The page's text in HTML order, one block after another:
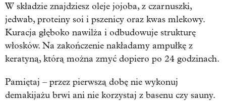
W składzie znajdziesz oleje jojoba, z czarnuszki,
jedwab, proteiny soi i pszenicy oraz kwas mlekowy.
Kuracja głęboko nawilża i odbudowuje strukturę
włosków. Na zakończenie nakładamy ampułkę z
keratyną, którą można zmyć dopiero po 24 godzinach.
Pamiętaj – przez pierwszą dobę nie wykonuj
demakijażu brwi ani nie korzystaj z basenu czy sauny.